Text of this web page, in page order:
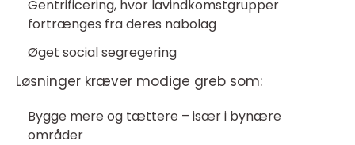
Gentrificering, hvor lavindkomstgrupper
fortrænges fra deres nabolag
Øget social segregering
Løsninger kræver modige greb som:
Bygge mere og tættere – især i bynære
områder